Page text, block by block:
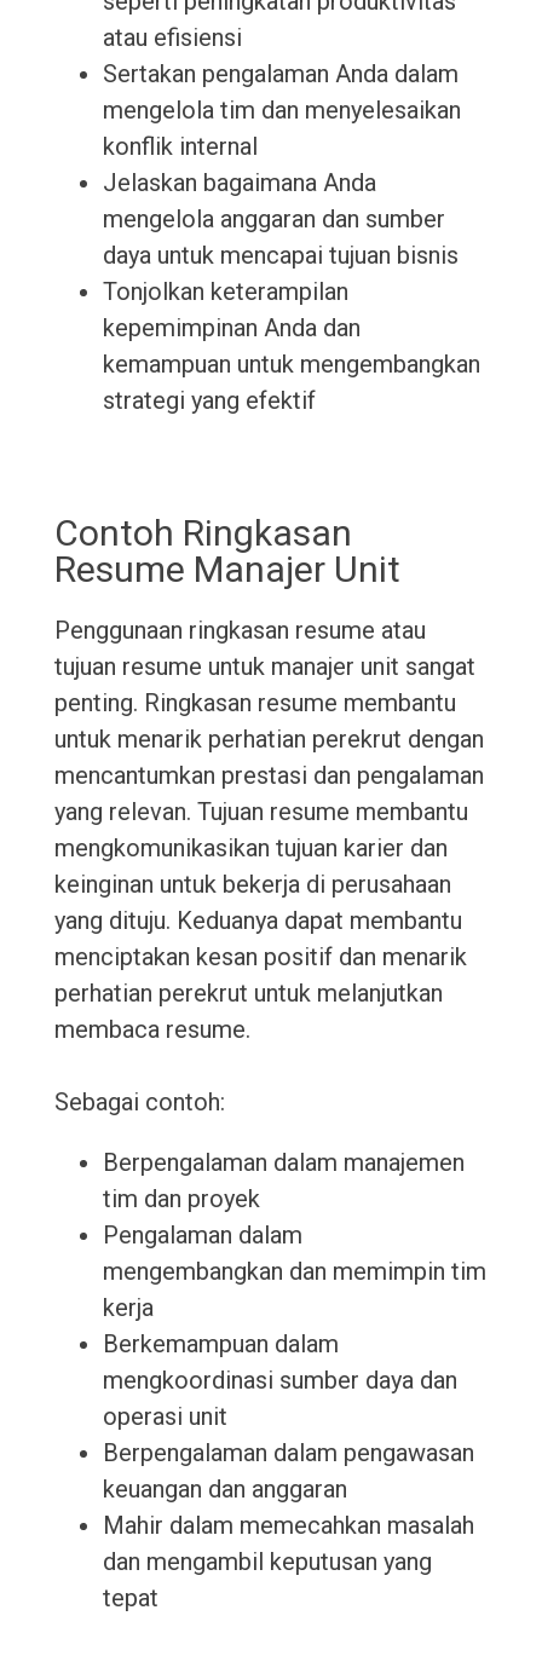
atau efisiensi
Sertakan pengalaman Anda dalam
mengelola tim dan menyelesaikan
konflik internal
Jelaskan bagaimana Anda
mengelola anggaran dan sumber
daya untuk mencapai tujuan bisnis
Tonjolkan keterampilan
kepemimpinan Anda dan
kemampuan untuk mengembangkan
strategi yang efektif
Contoh Ringkasan
Resume Manajer Unit
Penggunaan ringkasan resume atau
tujuan resume untuk manajer unit sangat
penting. Ringkasan resume membantu
untuk menarik perhatian perekrut dengan
mencantumkan prestasi dan pengalaman
yang relevan. Tujuan resume membantu
mengkomunikasikan tujuan karier dan
keinginan untuk bekerja di perusahaan
yang dituju. Keduanya dapat membantu
menciptakan kesan positif dan menarik
perhatian perekrut untuk melanjutkan
membaca resume.
Sebagai contoh:
Berpengalaman dalam manajemen
tim dan proyek
Pengalaman dalam
mengembangkan dan memimpin tim
kerja
Berkemampuan dalam
mengkoordinasi sumber daya dan
operasi unit
Berpengalaman dalam pengawasan
keuangan dan anggaran
Mahir dalam memecahkan masalah
dan mengambil keputusan yang
tepat